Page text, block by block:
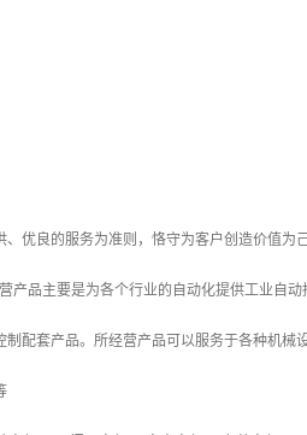
优良的服务为准则，恪守为客户创造价值为
品主要是为各个行业的自动化提供工业自
配套产品。所经营产品可以服务于各种机械